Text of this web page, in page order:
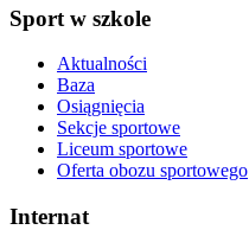
Sport w szkole
Aktualności
Baza
Osiągnięcia
Sekcje sportowe
Liceum sportowe
Oferta obozu sportowego
Internat